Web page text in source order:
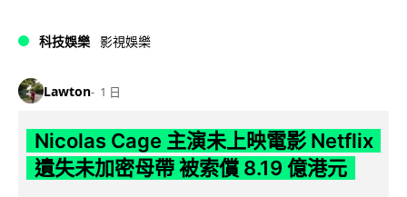
科技娛樂 影視娛樂
Lawton 1 日
Nicolas Cage 主演未上映電影 Netflix
遺失未加密母帶 被索償 8.19 億港元